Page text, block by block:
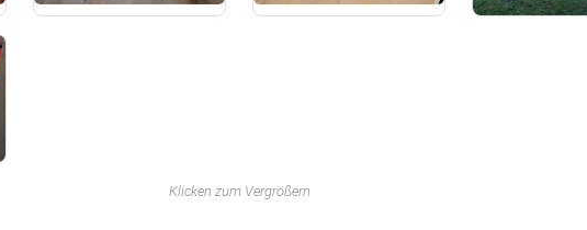
Klicken zum Vergrößern